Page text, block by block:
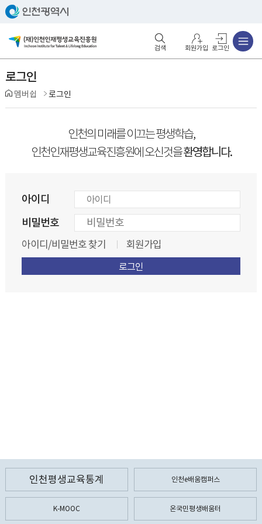
회원가입 로그인
로그인
멤버쉽 로그인
인천의 미래를 이끄는 평생학습,
인천인재평생교육진흥원에 오신것을환영합니다.
아이디
비밀번호
아이디/비밀번호 찾기 회원가입
인천평생교육통계 인천e배움캠퍼스
K-MOOC 온국민평생배움터